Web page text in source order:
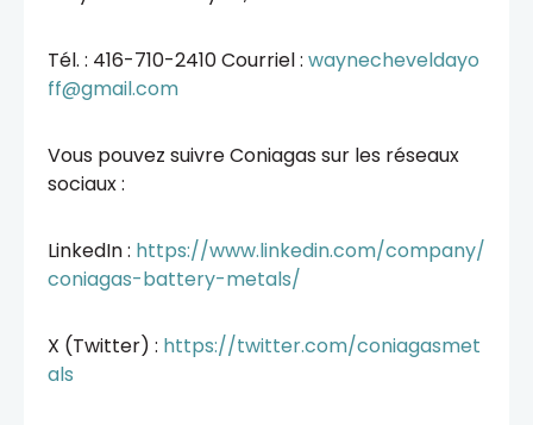
Tél. : 416-710-2410 Courriel : waynecheveldayo
ff@gmail.com
Vous pouvez suivre Coniagas sur les réseaux
sociaux :
LinkedIn : https://www.linkedin.com/company/
coniagas-battery-metals/
X (Twitter) : https://twitter.com/coniagasmet
als